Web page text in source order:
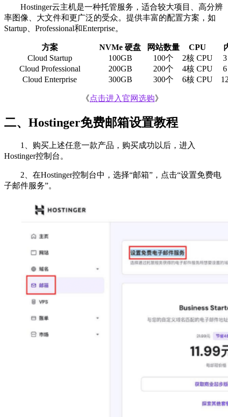
Hostinger云主机是一种托管服务，适合较大项目、高分辨
率图像、大文件和更广泛的受众。提供丰富的配置方案，如
Startup、Professional和Enterprise。
方案 NVMe 硬盘 网站数量 CPU
Cloud Startup
100GB 100个 2核 CPU
Cloud Professional
200GB 200个 4核 CPU
Cloud Enterprise
300GB 300个 6核 CPU
《点击进入官网选购》
二、Hostinger免费邮箱设置教程
1、购买上述任意一款产品，购买成功以后，进入
Hostinger控制台。
2、在Hostinger控制台中，选择“邮箱”，点击“设置免费电
子邮件服务”。